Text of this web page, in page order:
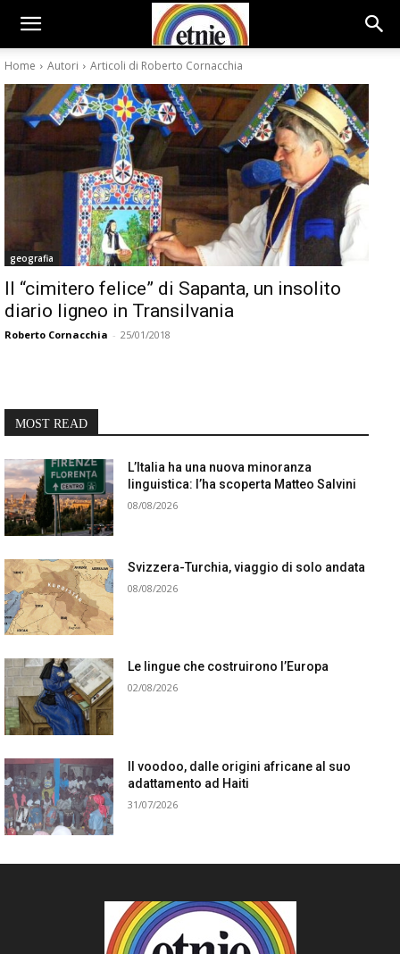
Home Autori Articoli di Roberto Cornacchia
geografia
Il “cimitero felice” di Sapanta, un insolito
diario ligneo in Transilvania
Roberto Cornacchia - 25/01/2018
MOST READ
L’Italia ha una nuova minoranza
linguistica: l’ha scoperta Matteo Salvini
08/08/2026
Svizzera-Turchia, viaggio di solo andata
08/08/2026
Le lingue che costruirono l’Europa
02/08/2026
Il voodoo, dalle origini africane al suo
adattamento ad Haiti
31/07/2026